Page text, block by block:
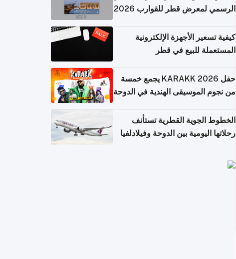
الرسمي لمعرض قطر للقوارب 2026
كيفية تسعير الأجهزة الإلكترونية
المستعملة للبيع في قطر
حفل KARAKK 2026 يجمع خمسة
من نجوم الموسيقى الهندية في الدوحة
الخطوط الجوية القطرية تستأنف
رحلاتها اليومية بين الدوحة وفيلادلفيا